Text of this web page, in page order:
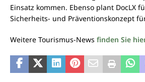
Einsatz kommen. Ebenso plant DocLX
Sicherheits- und Präventionskonzept
Weitere Tourismus-News finden Sie